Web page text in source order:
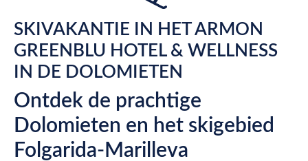
SKIVAKANTIE IN HET ARMON
GREENBLU HOTEL & WELLNESS
IN DE DOLOMIETEN
Ontdek de prachtige
Dolomieten en het skigebied
Folgarida-Marilleva